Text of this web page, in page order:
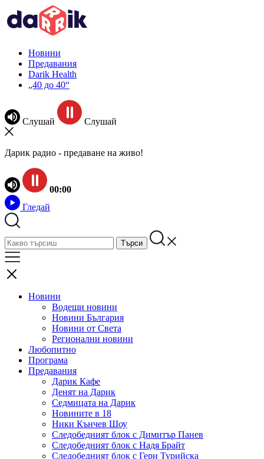
Новини
Предавания
Darik Health
„40 до 40“
Слушай Слушай
Дарик радио - предаване на живо!
00:00
Гледай
Новини
Водещи новини
Новини България
Новини от Света
Регионални новини
Любопитно
Програма
Предавания
Дарик Кафе
Денят на Дарик
Седмицата на Дарик
Новините в 18
Ники Кънчев Шоу
Следобедният блок с Димитър Панев
Следобедният блок с Надя Брайт
Следобедният блок с Гери Турийска